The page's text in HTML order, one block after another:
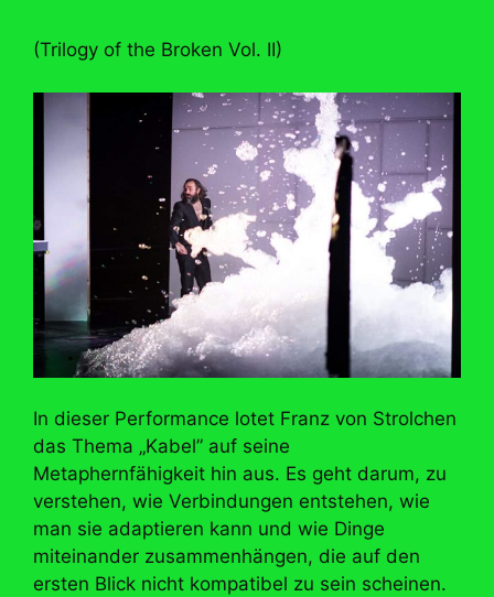
(Trilogy of the Broken Vol. II)
In dieser Performance lotet Franz von Strolchen
das Thema „Kabel” auf seine
Metaphernfähigkeit hin aus. Es geht darum, zu
verstehen, wie Verbindungen entstehen, wie
man sie adaptieren kann und wie Dinge
miteinander zusammenhängen, die auf den
ersten Blick nicht kompatibel zu sein scheinen.